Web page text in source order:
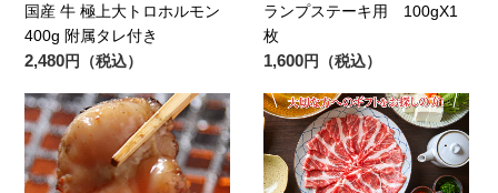
国産 牛 極上大トロホルモン
400g 附属タレ付き
2,480円（税込）
ランプステーキ用 100gX1
枚
1,600円（税込）